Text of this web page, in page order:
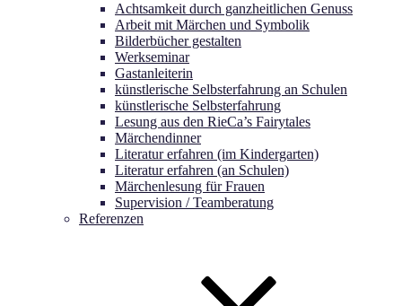
Achtsamkeit durch ganzheitlichen Genuss
Arbeit mit Märchen und Symbolik
Bilderbücher gestalten
Werkseminar
Gastanleiterin
künstlerische Selbsterfahrung an Schulen
künstlerische Selbsterfahrung
Lesung aus den RieCa’s Fairytales
Märchendinner
Literatur erfahren (im Kindergarten)
Literatur erfahren (an Schulen)
Märchenlesung für Frauen
Supervision / Teamberatung
Referenzen